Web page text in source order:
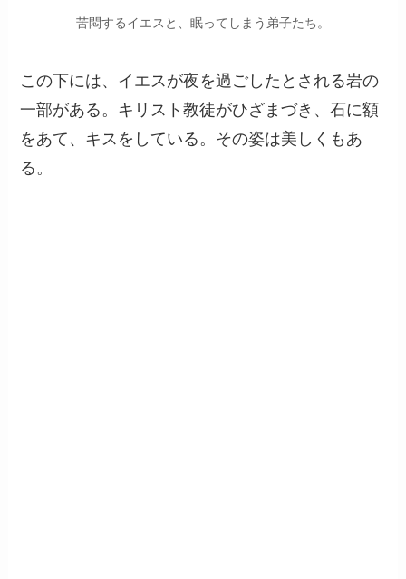
苦悶するイエスと、眠ってしまう弟子たち。
この下には、イエスが夜を過ごしたとされる岩の
一部がある。キリスト教徒がひざまづき、石に額
をあて、キスをしている。その姿は美しくもあ
る。